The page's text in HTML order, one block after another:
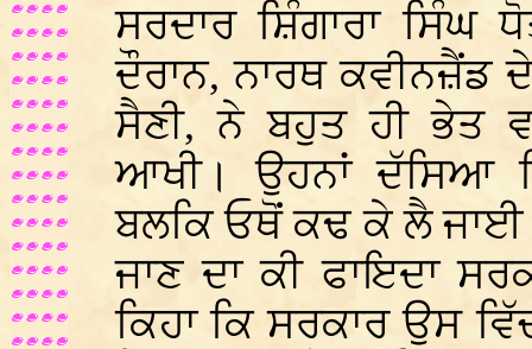
ਸਰਦਾਰ ਸ਼ਿੰਗਾਰਾ
ਦੌਰਾਨ, ਨਾਰਥ ਕਵੀਨਜ਼ੈਂਡ
ਸੈਣੀ, ਨੇ ਬਹੁਤ ਹੀ ਭੇਤ
ਆਖੀ। ਉਹਨਾਂ ਦੱਸਿਆ
ਬਲਕਿ ਓਥੋਂ ਕਢ ਕੇ ਲੈ
ਜਾਣ ਦਾ ਕੀ ਫਾਇਦਾ
ਕਿਹਾ ਕਿ ਸਰਕਾਰ ਉਸ